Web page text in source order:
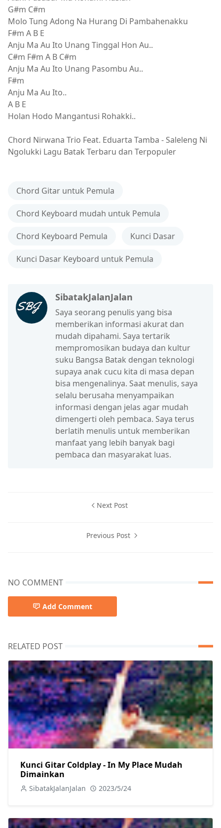
G#m C#m
Molo Tung Adong Na Hurang Di Pambahenakku
F#m A B E
Anju Ma Au Ito Unang Tinggal Hon Au..
C#m F#m A B C#m
Anju Ma Au Ito Unang Pasombu Au..
F#m
Anju Ma Au Ito..
A B E
Holan Hodo Mangantusi Rohakki..
Chord Nirwana Trio Feat. Eduarta Tamba - Saleleng Ni
Ngolukki Lagu Batak Terbaru dan Terpopuler
Chord Gitar untuk Pemula
Chord Keyboard mudah untuk Pemula
Chord Keyboard Pemula Kunci Dasar
Kunci Dasar Keyboard untuk Pemula
SibatakJalanJalan
Saya seorang penulis yang bisa
memberikan informasi akurat dan
mudah dipahami. Saya tertarik
mempromosikan budaya dan kultur
suku Bangsa Batak dengan teknologi
supaya anak cucu kita di masa depan
bisa mengenalinya. Saat menulis, saya
selalu berusaha menyampaikan
informasi dengan jelas agar mudah
dimengerti oleh pembaca. Saya terus
berlatih menulis untuk memberikan
manfaat yang lebih banyak bagi
pembaca dan masyarakat luas.
Next Post
Previous Post
NO COMMENT
Add Comment
RELATED POST
Kunci Gitar Coldplay - In My Place Mudah
Dimainkan
SibatakJalanJalan 2023/5/24